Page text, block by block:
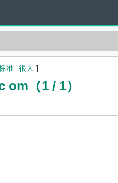
准 很大 ]
om（1 / 1）